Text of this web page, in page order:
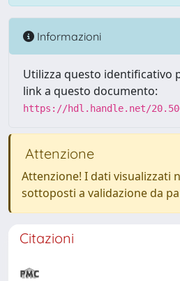
Informazioni
Utilizza questo identificativo
link a questo documento:
https://hdl.handle.net/
Attenzione
Attenzione! I dati visualizzati
sottoposti a validazione da
Citazioni